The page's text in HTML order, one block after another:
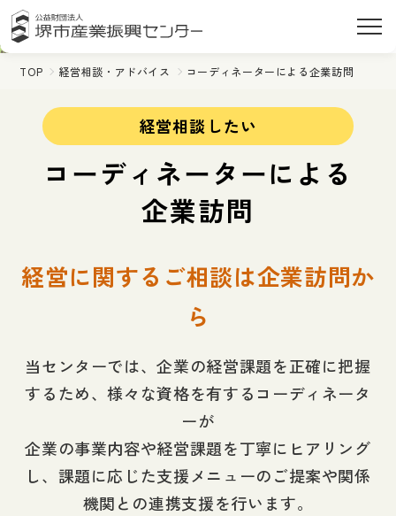
TOP 経営相談・アドバイス コーディネーターによる企業訪問
経営相談したい
コーディネーターによる
企業訪問
経営に関するご相談は企業訪問か
ら
当センターでは、企業の経営課題を正確に把握
するため、様々な資格を有するコーディネータ
ーが
企業の事業内容や経営課題を丁寧にヒアリング
し、課題に応じた支援メニューのご提案や関係
機関との連携支援を行います。